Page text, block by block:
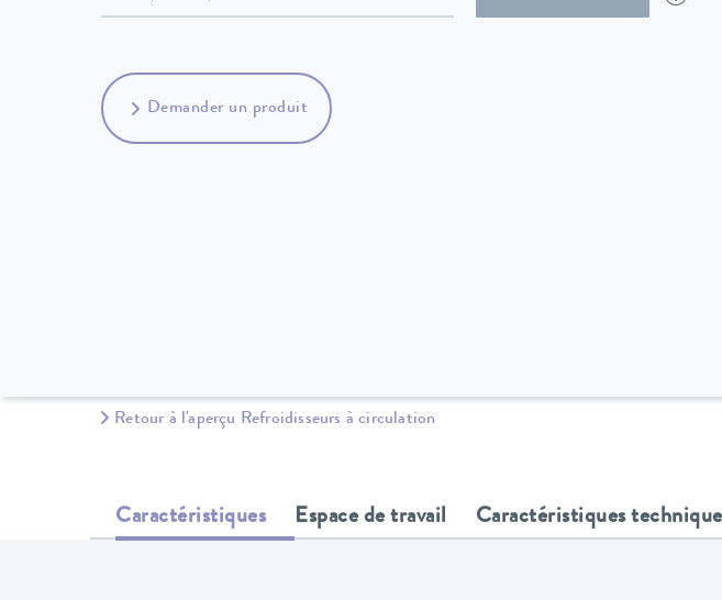
Demander un produit
Retour à l'aperçu Refroidisseurs à circulation
Caractéristiques Espace de travail Caractéristiques